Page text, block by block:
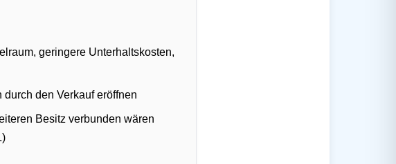
geringere Unterhaltskosten,
den Verkauf eröffnen
Besitz verbunden wären